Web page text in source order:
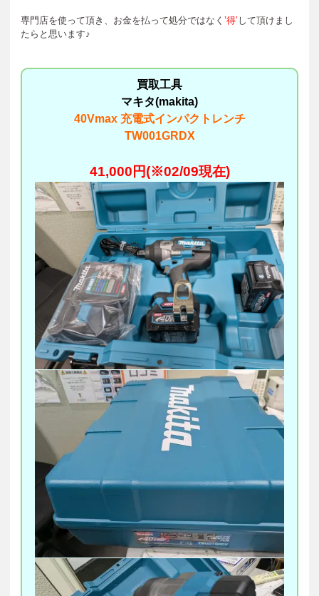
専門店を使って頂き、お金を払って処分ではなく ’得’ して頂けまし
たらと思います♪
買取工具
マキタ(makita)
40Vmax 充電式インパクトレンチ
TW001GRDX
41,000 円(※02/09現在)